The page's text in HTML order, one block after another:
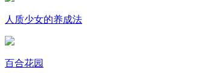
人质少女的养成法
百合花园